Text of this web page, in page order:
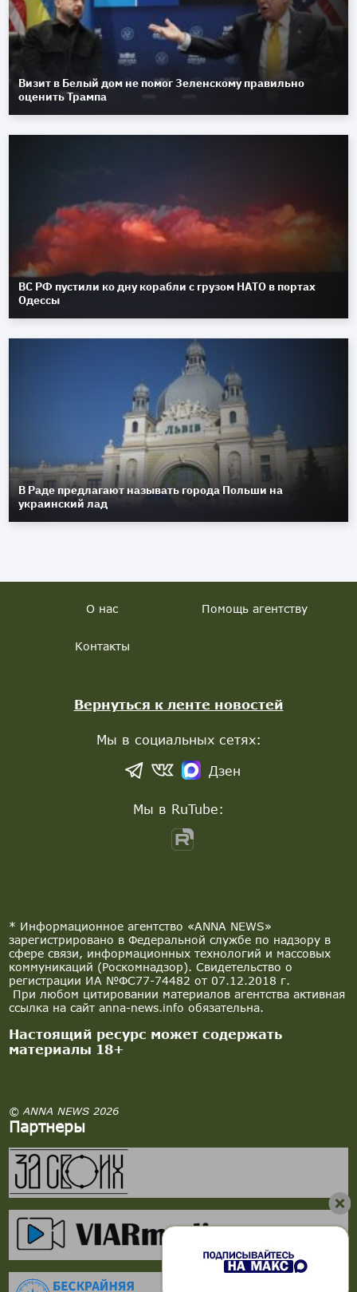
Визит в Белый дом не помог Зеленскому правильно
оценить Трампа
ВС РФ пустили ко дну корабли с грузом НАТО в портах
Одессы
В Раде предлагают называть города Польши на
украинский лад
* Информационное агентство «ANNA NEWS»
зарегистрировано в Федеральной службе по надзору в
сфере связи, информационных технологий и массовых
коммуникаций (Роскомнадзор). Свидетельство о
регистрации ИА №ФС77-74482 от 07.12.2018 г.
При любом цитировании материалов агентства активная
ссылка на сайт anna-news.info обязательна.
Настоящий ресурс может содержать
материалы 18+
© ANNA NEWS 2026
Партнеры
О нас Помощь агентству
Контакты
Вернуться к ленте новостей
Мы в социальных сетях:
Дзен
Мы в RuTube: